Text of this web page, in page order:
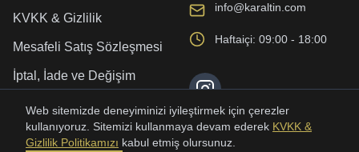
KVKK & Gizlilik
Mesafeli Satış Sözleşmesi
İptal, İade ve Değişim
Kargo ve Teslimat
info@karaltin.com
Haftaiçi: 09:00 - 18:00
Web sitemizde deneyiminizi iyileştirmek için çerezler
kullanıyoruz. Sitemizi kullanmaya devam ederek KVKK &
Gizlilik Politikamızı kabul etmiş olursunuz.